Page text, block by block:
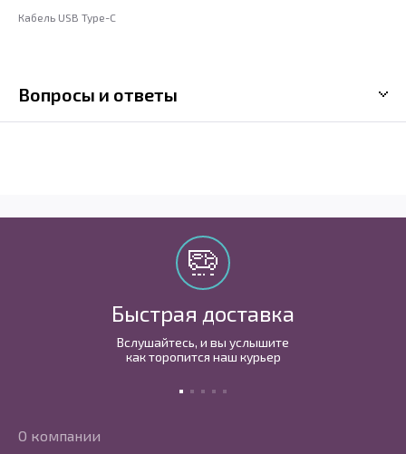
Кабель USB Type-C
Вопросы и ответы
Быстрая доставка
Вслушайтесь, и вы услышите
как торопится наш курьер
О компании